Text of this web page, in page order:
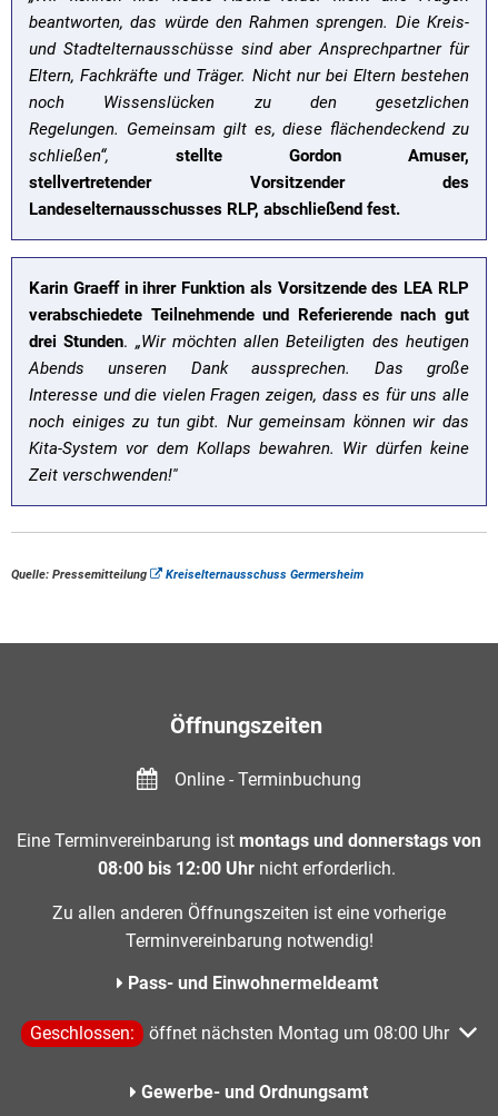
beantworten, das würde den Rahmen sprengen. Die Kreis-
und Stadtelternausschüsse sind aber Ansprechpartner für
Eltern, Fachkräfte und Träger. Nicht nur bei Eltern bestehen
noch Wissenslücken zu den gesetzlichen
Regelungen. Gemeinsam gilt es, diese flächendeckend zu
schließen“,
stellte Gordon Amuser,
stellvertretender Vorsitzender des
Landeselternausschusses RLP, abschließend fest.
Karin Graeff in ihrer Funktion als Vorsitzende des LEA RLP
verabschiedete Teilnehmende und Referierende nach gut
drei Stunden. „Wir möchten allen Beteiligten des heutigen
Abends unseren Dank aussprechen. Das große
Interesse und die vielen Fragen zeigen, dass es für uns alle
noch einiges zu tun gibt. Nur gemeinsam können wir das
Kita-System vor dem Kollaps bewahren. Wir dürfen keine
Zeit verschwenden!''
Quelle: Pressemitteilung Kreiselternausschuss Germersheim
Öffnungszeiten
Online - Terminbuchung
Eine Terminvereinbarung ist montags und donnerstags von
08:00 bis 12:00 Uhr nicht erforderlich.
Zu allen anderen Öffnungszeiten ist eine vorherige
Terminvereinbarung notwendig!
Pass- und Einwohnermeldeamt
Klicken, um weitere Öffnungs- oder Schließzeiten
Geschlossen: öffnet nächsten Montag um 08:00 Uhr
Gewerbe- und Ordnungsamt